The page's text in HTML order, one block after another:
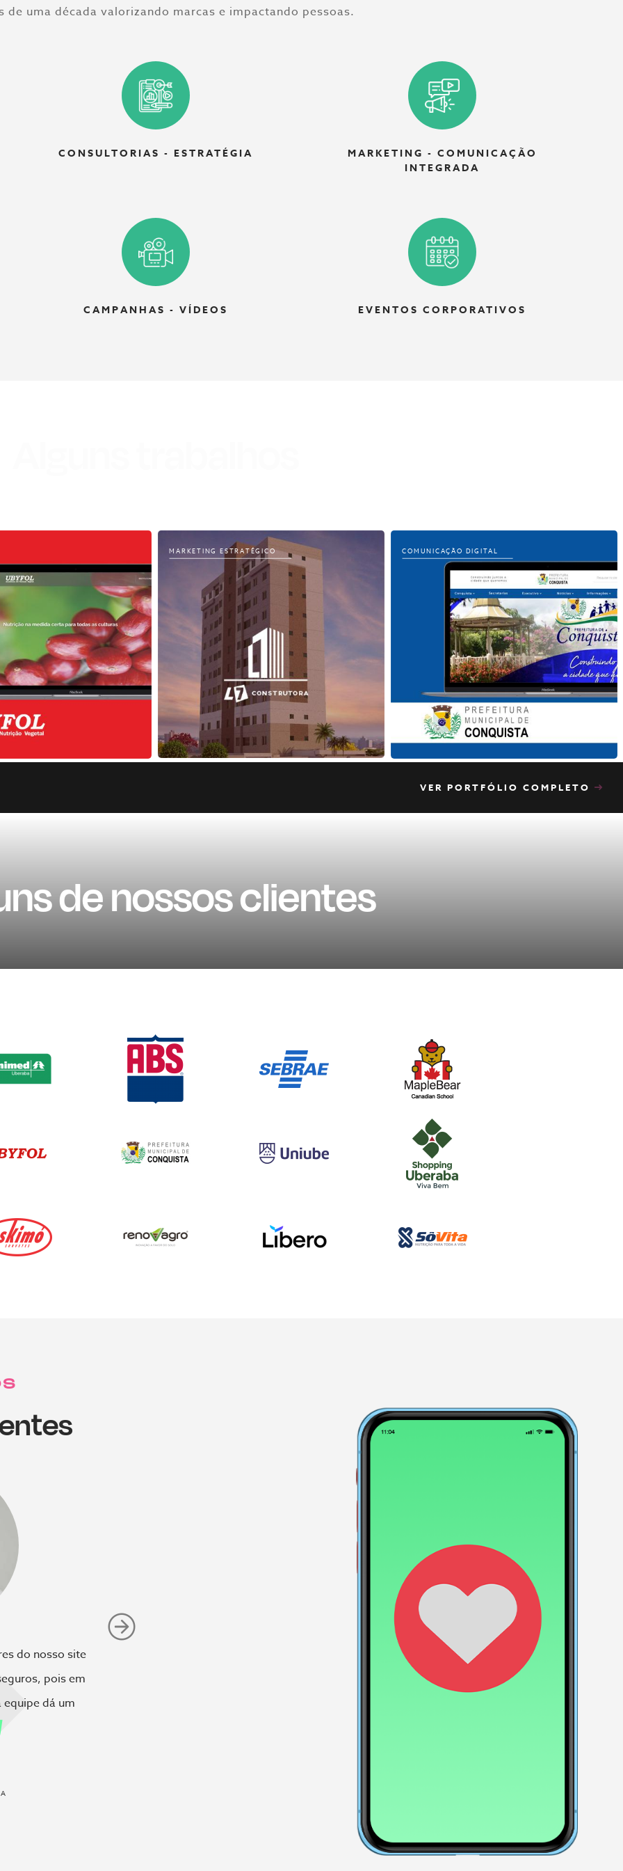
de uma década valorizando marcas e impactando pessoas.
CONSULTORIAS - ESTRATÉGIA
MARKETING - COMUNICAÇÃO
INTEGRADA
CAMPANHAS - VÍDEOS EVENTOS CORPORATIVOS
MARKETING ESTRATÉGICO COMUNICAÇÃO DIGITAL
VER PORTFÓLIO COMPLETO
de nossos clientes
do nosso site
pois em
dá um